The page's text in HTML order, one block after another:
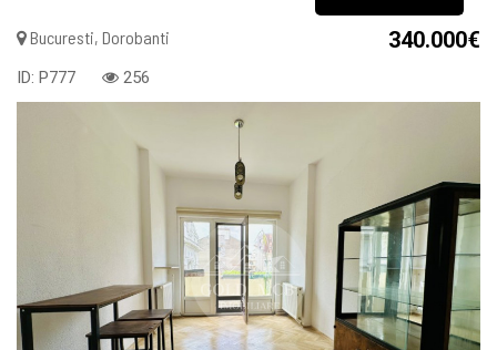
Bucuresti, Dorobanti 340.000€
ID: P777 256